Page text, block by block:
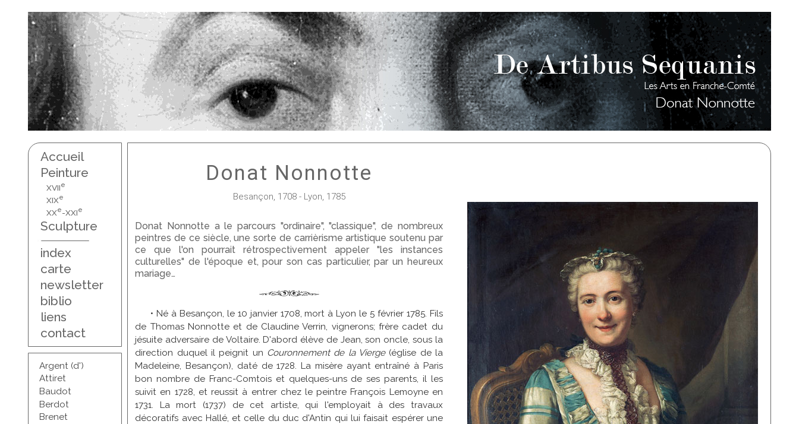
Accueil
Peinture
XVIIe
XIXe
XXe-XXIe
Sculpture
index
carte
newsletter
biblio
liens
contact
Argent (d')
Attiret
Baudot
Berdot
Brenet
Donat Nonnotte
Besançon, 1708 - Lyon, 1785
Donat Nonnotte a le parcours "ordinaire", "classique", de nombreux
peintres de ce siècle, une sorte de carrièrisme artistique soutenu par
ce que l'on pourrait rétrospectivement appeler "les instances
culturelles" de l'époque et, pour son cas particulier, par un heureux
mariage…
• Né à Besançon, le 10 janvier 1708, mort à Lyon le 5 février 1785. Fils
de Thomas Nonnotte et de Claudine Verrin, vignerons; frère cadet du
jésuite adversaire de Voltaire. D'abord élève de Jean, son oncle, sous la
direction duquel il peignit un Couronnement de la Vierge(église de la
Madeleine, Besançon), daté de 1728. La misère ayant entraîné à Paris
bon nombre de Franc-Comtois et quelques-uns de ses parents, il les
suivit en 1728, et reussit à entrer chez le peintre François Lemoyne en
1731. La mort (1737) de cet artiste, qui l'employait à des travaux
décoratifs avec Hallé, et celle du duc d'Antin qui lui faisait espérer une